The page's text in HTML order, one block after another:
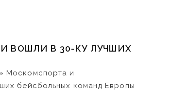
ВОШЛИ В 30-КУ ЛУЧШИХ
Москомспорта и
бейсбольных команд Европы